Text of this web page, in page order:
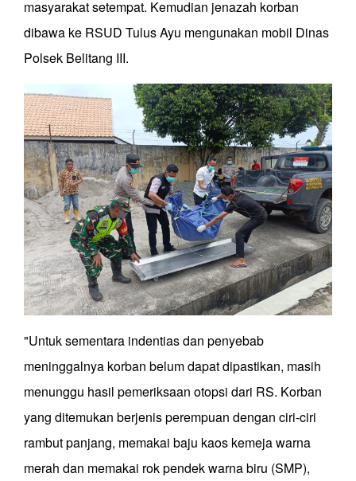
masyarakat setempat. Kemudian jenazah korban
dibawa ke RSUD Tulus Ayu mengunakan mobil Dinas
Polsek Belitang III.
"Untuk sementara indentias dan penyebab
meninggalnya korban belum dapat dipastikan, masih
menunggu hasil pemeriksaan otopsi dari RS. Korban
yang ditemukan berjenis perempuan dengan ciri-ciri
rambut panjang, memakai baju kaos kemeja warna
merah dan memakai rok pendek warna biru (SMP),